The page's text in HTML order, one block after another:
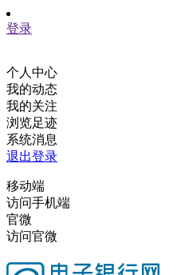
登录
个人中心
我的动态
我的关注
浏览足迹
系统消息
退出登录
移动端
访问手机端
官微
访问官微